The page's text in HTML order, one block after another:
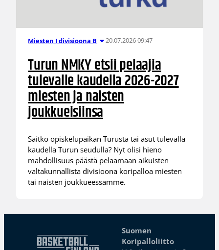
Miesten I divisioona B 20.07.2026 09:47
Turun NMKY etsii pelaajia
tulevalle kaudella 2026-2027
miesten ja naisten
joukkueisiinsa
Saitko opiskelupaikan Turusta tai asut tulevalla
kaudella Turun seudulla? Nyt olisi hieno
mahdollisuus päästä pelaamaan aikuisten
valtakunnallista divisioona koripalloa miesten
tai naisten joukkueessamme.
Suomen
Koripalloliitto